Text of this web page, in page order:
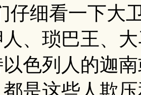
看一下大卫
人、琐巴王、
色列人的迦
是这些人欺